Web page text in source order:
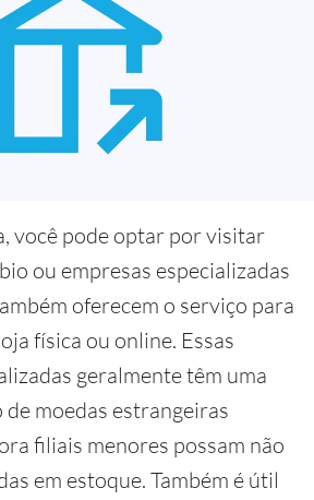
você pode optar por visitar
ou empresas especializadas
oferecem o serviço para
física ou online. Essas
geralmente têm uma
de moedas estrangeiras
filiais menores possam não
em estoque. Também é útil